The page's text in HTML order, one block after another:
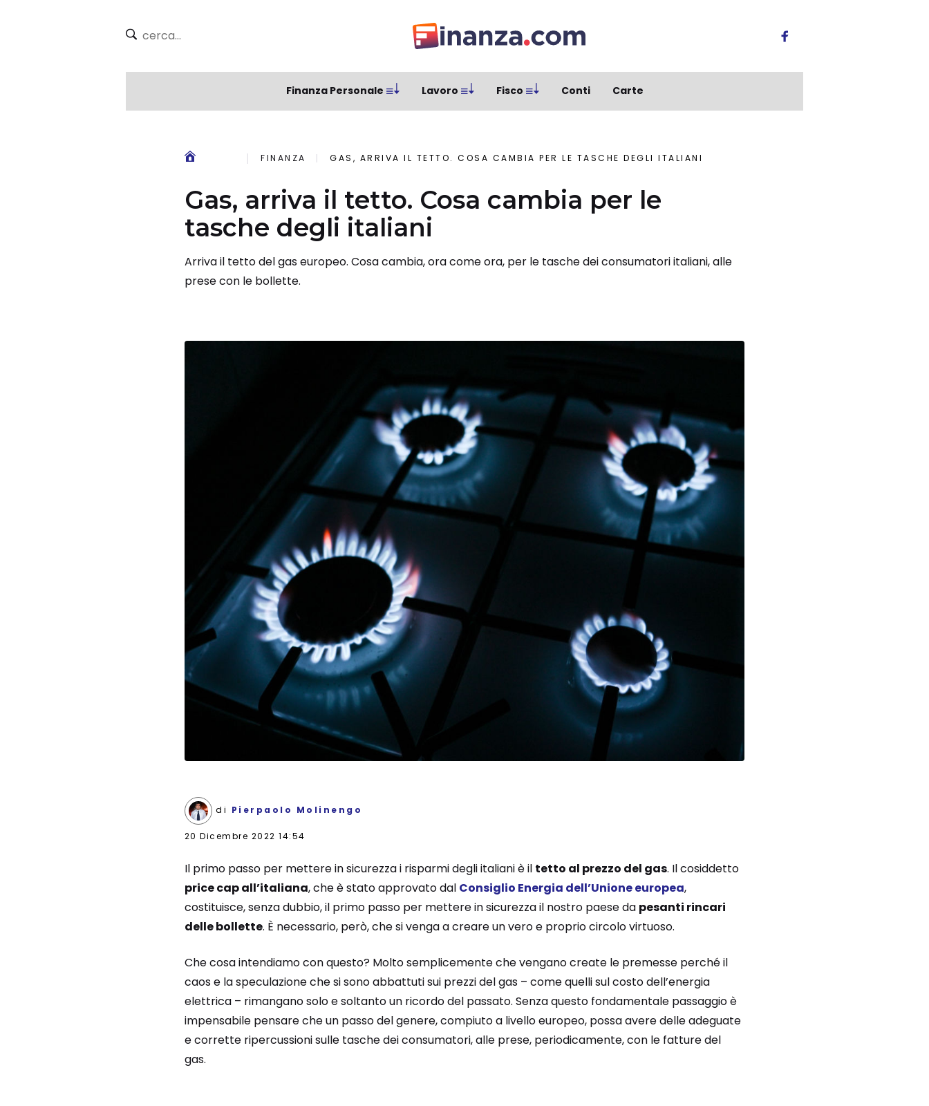
Finanza Personale Lavoro Fisco Conti Carte
FINANZA GAS, ARRIVA IL TETTO. COSA CAMBIA PER LE TASCHE DEGLI ITALIANI
Gas, arriva il tetto. Cosa cambia per le
tasche degli italiani
Arriva il tetto del gas europeo. Cosa cambia, ora come ora, per le tasche dei consumatori italiani, alle
prese con le bollette.
di Pierpaolo Molinengo
20 Dicembre 2022 14:54
Il primo passo per mettere in sicurezza i risparmi degli italiani è il tetto al prezzo del gas. Il cosiddetto
price cap all’italiana, che è stato approvato dal Consiglio Energia dell’Unione europea,
costituisce, senza dubbio, il primo passo per mettere in sicurezza il nostro paese da pesanti rincari
delle bollette. È necessario, però, che si venga a creare un vero e proprio circolo virtuoso.
Che cosa intendiamo con questo? Molto semplicemente che vengano create le premesse perché il
caos e la speculazione che si sono abbattuti sui prezzi del gas – come quelli sul costo dell’energia
elettrica – rimangano solo e soltanto un ricordo del passato. Senza questo fondamentale passaggio è
impensabile pensare che un passo del genere, compiuto a livello europeo, possa avere delle adeguate
e corrette ripercussioni sulle tasche dei consumatori, alle prese, periodicamente, con le fatture del
gas.